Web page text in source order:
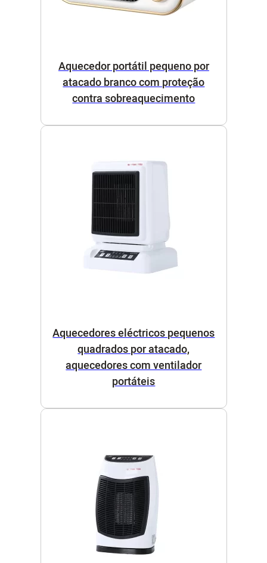
Aquecedor portátil pequeno por
atacado branco com proteção
contra sobreaquecimento
Aquecedores eléctricos pequenos
quadrados por atacado,
aquecedores com ventilador
portáteis